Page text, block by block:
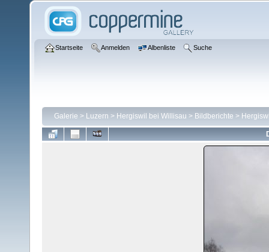
Startseite Anmelden Albenliste Suche
Galerie > Luzern > Hergiswil bei Willisau > Bildberichte >